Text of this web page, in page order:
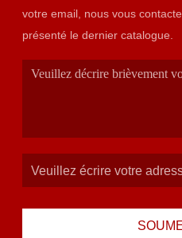
votre email, nous vous
présenté le dernier catalogue.